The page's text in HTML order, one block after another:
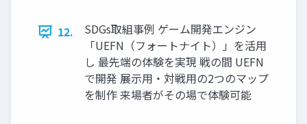
12.
SDGs取組事例 ゲーム開発エンジン
「UEFN（フォートナイト）」を活用
し 最先端の体験を実現 戦の間 UEFN
で開発 展示用・対戦用の2つのマップ
を制作 来場者がその場で体験可能